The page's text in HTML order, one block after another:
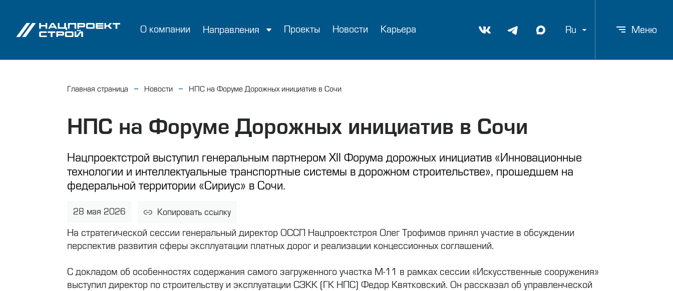
О компании Направления Проекты Новости Карьера Ru Меню
Главная страница Новости НПС на Форуме Дорожных инициатив в Сочи
НПС на Форуме Дорожных инициатив в Сочи
Нацпроектстрой выступил генеральным партнером XII Форума дорожных инициатив «Инновационные
технологии и интеллектуальные транспортные системы в дорожном строительстве», прошедшем на
федеральной территории «Сириус» в Сочи.
28 мая 2026 Копировать ссылку
На стратегической сессии генеральный директор ОССП Нацпроектстроя Олег Трофимов принял участие в обсуждении
перспектив развития сферы эксплуатации платных дорог и реализации концессионных соглашений.
С докладом об особенностях содержания самого загруженного участка М-11 в рамках сессии «Искусственные сооружения»
выступил директор по строительству и эксплуатации СЗКК (ГК НПС) Федор Квятковский. Он рассказал об управленческой